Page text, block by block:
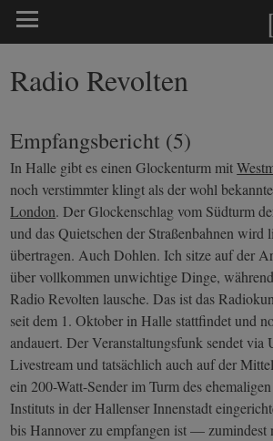
Radio Revolten
Empfangsbericht (5)
In Halle gibt es einen Glockenturm mit
noch verstimmter klingt als der wohl
London. Der Glockenschlag vom Südturm
und das Quietschen der Straßenbahnen wird
übertragen. Auch Dohlen. Ich sitze auf der
über vollkommen unwichtige Dinge,
Radio Revolten lausche. Das ist das
seit dem 1. Oktober in Halle stattfindet und
andauert. Der Veranstaltungsfunk sendet
Livestream und tatsächlich auch auf der
ein 200-Watt-Sender im Turm des
Instituts in der Hallenser Innenstadt
bis Hannover zu empfangen ist — zumindest